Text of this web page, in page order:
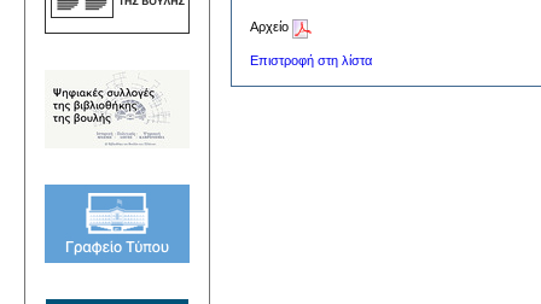
Αρχείο
Επιστροφή στη λίστα